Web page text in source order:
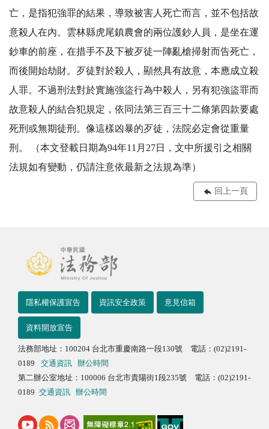
亡，是指犯強罪的結果，導致被害人死亡而言，並不包括故
意殺人在內。雲林縣虎尾鎮農會的兩位護鈔人員，是坐在運
鈔車的前座，在措手不及下被歹徒一陣亂槍掃射而告死亡，
而後開始劫財。歹徒對於殺人，顯然具有故意，本應成立殺
人罪。不過刑法對於實施強盜行為中殺人，另有犯強盜罪而
故意殺人的結合犯規定，依同法第三百三十二條第四款要處
死刑或無期徒刑。像這樣凶暴的歹徒，法院必定會從重量
刑。 （本文登載日期為94年11月27日，文中所援引之相關
法規如有變動，仍請注意依最新之法規為準）
回上一頁
隱私權保護宣告 資訊安全政策 意見信箱
資料開放宣告
法務部地址：100204 台北市重慶南路一段130號 電話：(02)2191-
0189
交通資訊
辦公時間
第二辦公室地址：100006 台北市貴陽街1段235號 電話：(02)2191-
0189 交通資訊 辦公時間